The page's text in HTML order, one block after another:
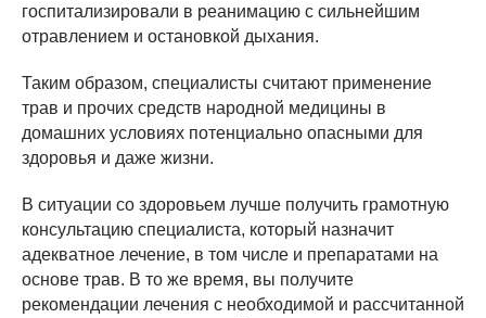
госпитализировали в реанимацию с сильнейшим
отравлением и остановкой дыхания.
Таким образом, специалисты считают применение
трав и прочих средств народной медицины в
домашних условиях потенциально опасными для
здоровья и даже жизни.
В ситуации со здоровьем лучше получить грамотную
консультацию специалиста, который назначит
адекватное лечение, в том числе и препаратами на
основе трав. В то же время, вы получите
рекомендации лечения с необходимой и рассчитанной